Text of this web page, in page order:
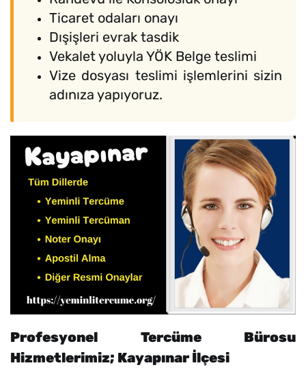
Ticaret odaları onayı
Dışişleri evrak tasdik
Vekalet yoluyla YÖK Belge teslimi
Vize dosyası teslimi işlemlerini sizin
adınıza yapıyoruz.
Profesyonel Tercüme Bürosu
Hizmetlerimiz; Kayapınar İlçesi